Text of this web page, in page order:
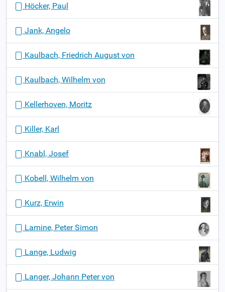
Höcker, Paul
Jank, Angelo
Kaulbach, Friedrich August von
Kaulbach, Wilhelm von
Kellerhoven, Moritz
Killer, Karl
Knabl, Josef
Kobell, Wilhelm von
Kurz, Erwin
Lamine, Peter Simon
Lange, Ludwig
Langer, Johann Peter von